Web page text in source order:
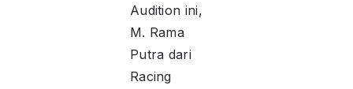
Audition ini,
M. Rama
Putra dari
Racing